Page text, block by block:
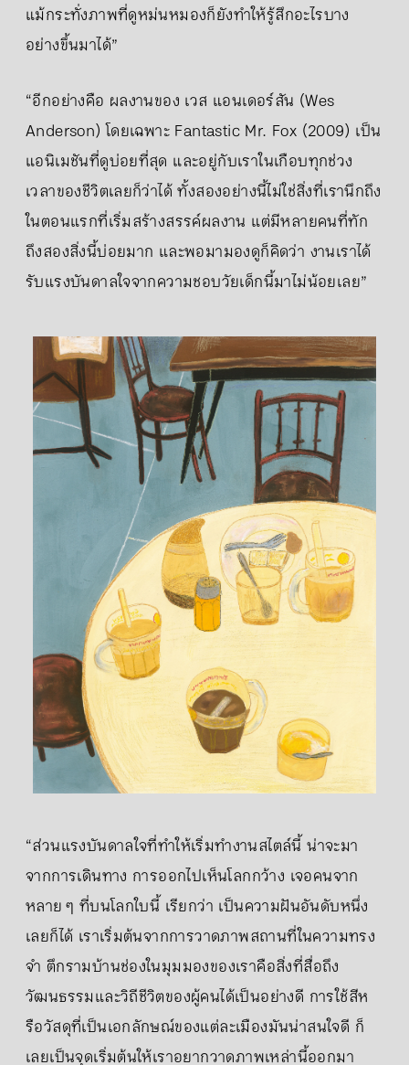
แม้กระทั่งภาพที่ดูหม่นหมองก็ยังทำให้รู้สึกอะไรบาง
อย่างขึ้นมาได้”
“อีกอย่างคือ ผลงานของ เวส แอนเดอร์สัน (Wes
Anderson) โดยเฉพาะ Fantastic Mr. Fox (2009) เป็น
แอนิเมชันที่ดูบ่อยที่สุด และอยู่กับเราในเกือบทุกช่วง
เวลาของชีวิตเลยก็ว่าได้ ทั้งสองอย่างนี้ไม่ใช่สิ่งที่เรานึกถึง
ในตอนแรกที่เริ่มสร้างสรรค์ผลงาน แต่มีหลายคนที่ทัก
ถึงสองสิ่งนี้บ่อยมาก และพอมามองดูก็คิดว่า งานเราได้
รับแรงบันดาลใจจากความชอบวัยเด็กนี้มาไม่น้อยเลย”
“ส่วนแรงบันดาลใจที่ทำให้เริ่มทำงานสไตล์นี้ น่าจะมา
จากการเดินทาง การออกไปเห็นโลกกว้าง เจอคนจาก
หลาย ๆ ที่บนโลกใบนี้ เรียกว่า เป็นความฝันอันดับหนึ่ง
เลยก็ได้ เราเริ่มต้นจากการวาดภาพสถานที่ในความทรง
จำ ตึกรามบ้านช่องในมุมมองของเราคือสิ่งที่สื่อถึง
วัฒนธรรมและวิถีชีวิตของผู้คนได้เป็นอย่างดี การใช้สีห
รือวัสดุที่เป็นเอกลักษณ์ของแต่ละเมืองมันน่าสนใจดี ก็
เลยเป็นจุดเริ่มต้นให้เราอยากวาดภาพเหล่านี้ออกมา